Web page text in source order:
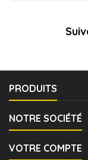
PRODUITS
NOTRE SOCIÉTÉ
VOTRE COMPTE